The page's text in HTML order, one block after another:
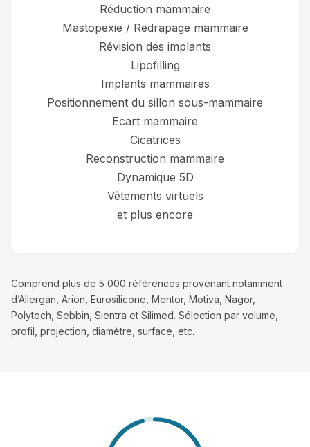
Réduction mammaire
Mastopexie / Redrapage mammaire
Révision des implants
Lipofilling
Implants mammaires
Positionnement du sillon sous-mammaire
Ecart mammaire
Cicatrices
Reconstruction mammaire
Dynamique 5D
Vêtements virtuels
et plus encore
Comprend plus de 5 000 références provenant notamment
d’Allergan, Arion, Eurosilicone, Mentor, Motiva, Nagor,
Polytech, Sebbin, Sientra et Silimed. Sélection par volume,
profil, projection, diamètre, surface, etc.